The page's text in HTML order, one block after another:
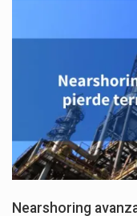
Nearshoring